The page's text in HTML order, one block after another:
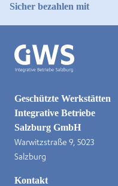
Sicher bezahlen mit
Geschützte Werkstätten
Integrative Betriebe
Salzburg GmbH
Warwitzstraße 9, 5023
Salzburg
Kontakt